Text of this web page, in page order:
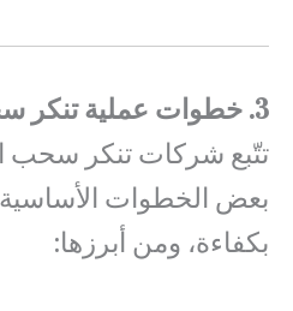
3. خطوات عملية تنكر سحب مجاري
تتّبع شركات تنكر سحب
بعض الخطوات الأساسية
بكفاءة، ومن أبرزها: